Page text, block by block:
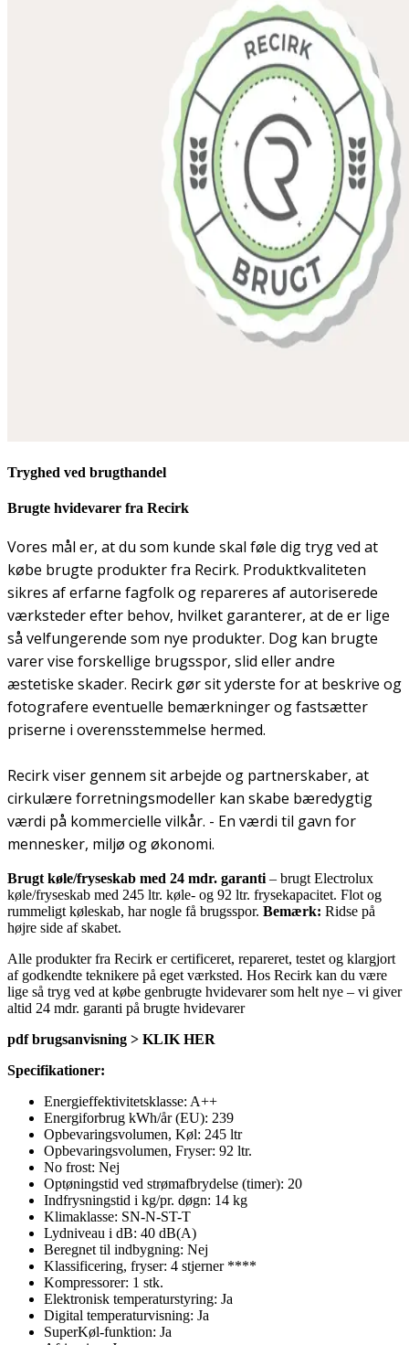
Tryghed ved brugthandel
Brugte hvidevarer fra Recirk
Vores mål er, at du som kunde skal føle dig tryg ved at
købe brugte produkter fra Recirk. Produktkvaliteten
sikres af erfarne fagfolk og repareres af autoriserede
værksteder efter behov, hvilket garanterer, at de er lige
så velfungerende som nye produkter. Dog kan brugte
varer vise forskellige brugsspor, slid eller andre
æstetiske skader. Recirk gør sit yderste for at beskrive og
fotografere eventuelle bemærkninger og fastsætter
priserne i overensstemmelse hermed.
Recirk viser gennem sit arbejde og partnerskaber, at
cirkulære forretningsmodeller kan skabe bæredygtig
værdi på kommercielle vilkår. - En værdi til gavn for
mennesker, miljø og økonomi.
Brugt køle/fryseskab med 24 mdr. garanti – brugt Electrolux
køle/fryseskab med 245 ltr. køle- og 92 ltr. frysekapacitet. Flot og
rummeligt køleskab, har nogle få brugsspor. Bemærk: Ridse på
højre side af skabet.
Alle produkter fra Recirk er certificeret, repareret, testet og klargjort
af godkendte teknikere på eget værksted. Hos Recirk kan du være
lige så tryg ved at købe genbrugte hvidevarer som helt nye – vi giver
altid 24 mdr. garanti på brugte hvidevarer
pdf brugsanvisning > KLIK HER
Specifikationer:
Energieffektivitetsklasse: A++
Energiforbrug kWh/år (EU): 239
Opbevaringsvolumen, Køl: 245 ltr
Opbevaringsvolumen, Fryser: 92 ltr.
No frost: Nej
Optøningstid ved strømafbrydelse (timer): 20
Indfrysningstid i kg/pr. døgn: 14 kg
Klimaklasse: SN-N-ST-T
Lydniveau i dB: 40 dB(A)
Beregnet til indbygning: Nej
Klassificering, fryser: 4 stjerner ****
Kompressorer: 1 stk.
Elektronisk temperaturstyring: Ja
Digital temperaturvisning: Ja
SuperKøl-funktion: Ja